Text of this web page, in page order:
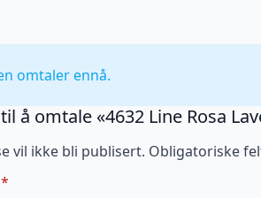
omtaler ennå.
å omtale «4632 Line Rosa
vil ikke bli publisert. Obligatoriske
*